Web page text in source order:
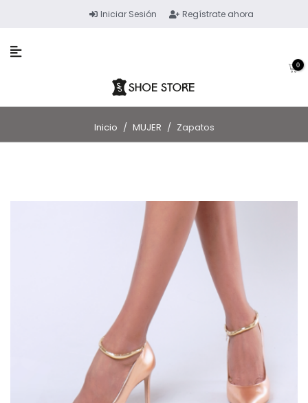
Iniciar Sesión Regístrate ahora
0
Inicio / MUJER / Zapatos